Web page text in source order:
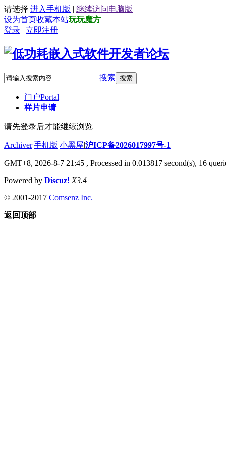
请选择 进入手机版 | 继续访问电脑版
设为首页收藏本站玩玩魔方
登录 | 立即注册
搜索 搜索
门户Portal
样片申请
请先登录后才能继续浏览
Archiver|手机版|小黑屋|沪ICP备2026017997号-1
GMT+8, 2026-8-7 21:45 , Processed in 0.013817 second(s), 16
Powered by Discuz! X3.4
© 2001-2017 Comsenz Inc.
返回顶部